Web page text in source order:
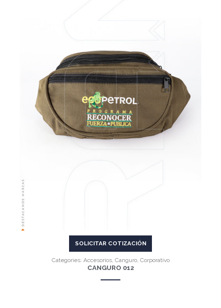
VER MÁS
SOLICITAR COTIZACIÓN
Categories: Accesorios, Canguro, Corporativo
CANGURO 012